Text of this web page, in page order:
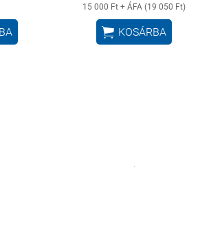
15 000 Ft + ÁFA (19 050 Ft)
 KOSÁRBA